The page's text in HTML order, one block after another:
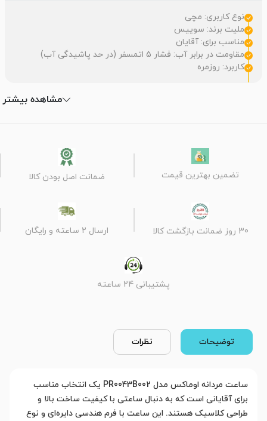
نوع کاربری: مچی
ملیت برند: سوییس
مناسب برای: آقایان
مقاومت در برابر آب: فشار 5 اتمسفر (در حد پاشیدگی آب)
کاربرد: روزمره
مشاهده بیشتر
تضمین بهترین قیمت ضمانت اصل بودن کالا
30 روز ضمانت بازگشت کالا ارسال 2 ساعته و رایگان
پشتیبانی 24 ساعته
توضیحات نظرات
ساعت مردانه اوماکس مدل PR0043B002 یک انتخاب مناسب
برای آقایانی است که به دنبال ساعتی با کیفیت ساخت بالا و
طراحی کلاسیک هستند. این ساعت با فرم هندسی دایره‌ای و نوع